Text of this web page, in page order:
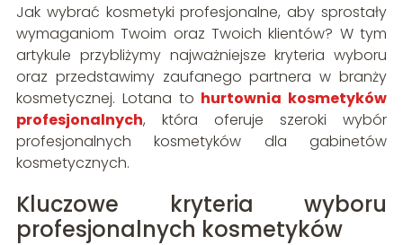
Jak wybrać kosmetyki profesjonalne, aby sprostały
wymaganiom Twoim oraz Twoich klientów? W tym
artykule przybliżymy najważniejsze kryteria wyboru
oraz przedstawimy zaufanego partnera w branży
kosmetycznej. Lotana to hurtownia kosmetyków
profesjonalnych, która oferuje szeroki wybór
profesjonalnych kosmetyków dla gabinetów
kosmetycznych.
Kluczowe kryteria wyboru
profesjonalnych kosmetyków